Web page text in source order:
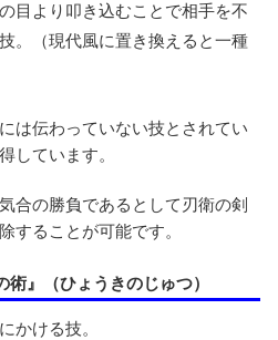
目より叩き込むことで相手を不
。（現代風に置き換えると一種
は伝わっていない技とされてい
しています。
合の勝負であるとして刃衛の剣
することが可能です。
』（ひょうきのじゅつ）
かける技。